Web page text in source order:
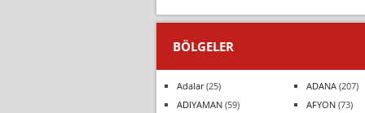
BÖLGELER
Adalar(25) ADANA (207)
ADIYAMAN (59) AFYON (73)